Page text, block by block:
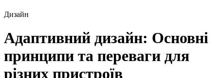
Дизайн
Адаптивний дизайн: Основні
принципи та переваги для
різних пристроїв